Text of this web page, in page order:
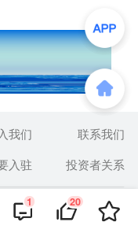
1 20
我们
联系我们
入驻 投资者关系
010-89650707
举报